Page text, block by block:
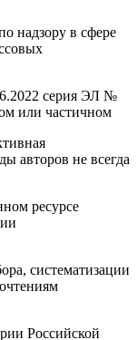
надзору в сфере
серия ЭЛ №
или частичном
авторов не всегда
ресурсе
систематизации
Российской